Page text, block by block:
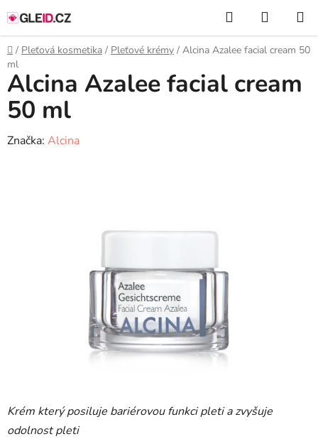
na
obsah
Hledat
KOŠÍK
Domů
/ Pleťová kosmetika / Pleťové krémy / Alcina Azalee facial cream 50
ml
Krém který posiluje bariérovou funkci pleti a zvyšuje
odolnost pleti
Alcina Azalee facial cream
50 ml
Značka: Alcina